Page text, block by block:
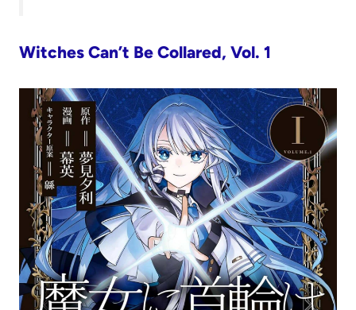
Witches Can’t Be Collared, Vol. 1